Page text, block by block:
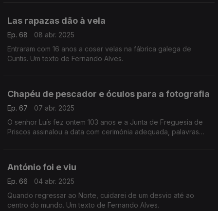
Las rapazas dão à vela
Ep. 68
08 abr. 2025
Entraram com 16 anos a coser velas na fábrica galega de
Cuntis. Um texto de Fernando Alves.
Chapéu de pescador e óculos para a fotografia
Ep. 67
07 abr. 2025
O senhor Luís fez ontem 103 anos e a Junta de Freguesia de
Priscos assinalou a data com cerimónia adequada, palavras
António foi e viu
Ep. 66
04 abr. 2025
Quando regressar ao Norte, cuidarei de um desvio até ao
centro do mundo. Um texto de Fernando Alves.